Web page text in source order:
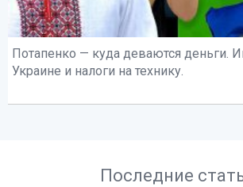
Потапенко — куда деваются деньги.
Украине и налоги на технику.
Последние